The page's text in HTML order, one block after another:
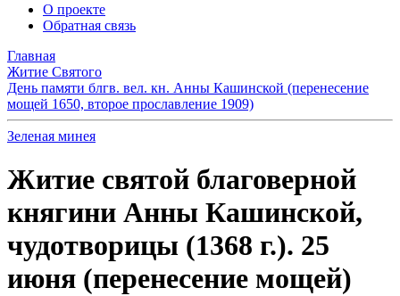
О проекте
Обратная связь
Главная
Житие Святого
День памяти блгв. вел. кн. Анны Кашинской (перенесение
мощей 1650, второе прославление 1909)
Зеленая минея
Житие святой благоверной
княгини Анны Кашинской,
чудотворицы (1368 г.). 25
июня (перенесение мощей)